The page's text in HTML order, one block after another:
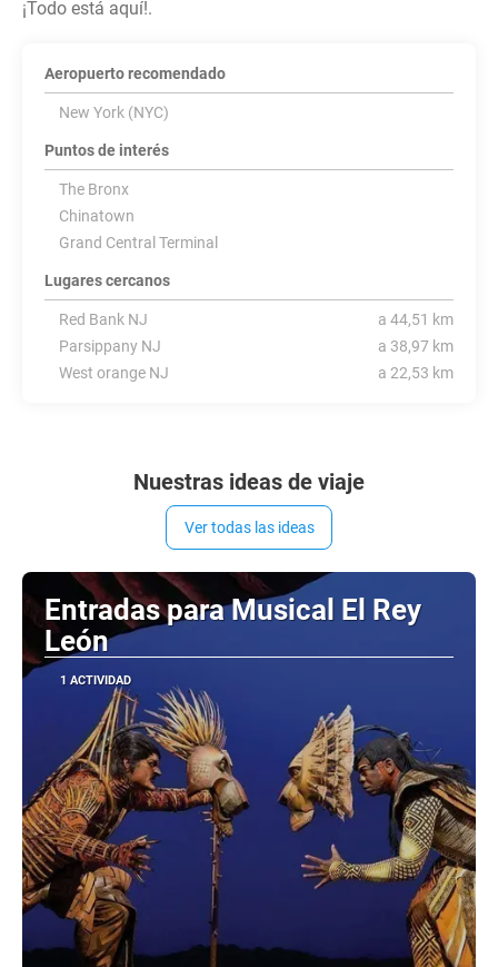
Aeropuerto recomendado
New York (NYC)
Puntos de interés
The Bronx
Chinatown
Grand Central Terminal
Lugares cercanos
Red Bank NJ
a 44,51 km
Parsippany NJ
a 38,97 km
West orange NJ
a 22,53 km
Nuestras ideas de viaje
Ver todas las ideas
Entradas para Musical El Rey
León
1 ACTIVIDAD